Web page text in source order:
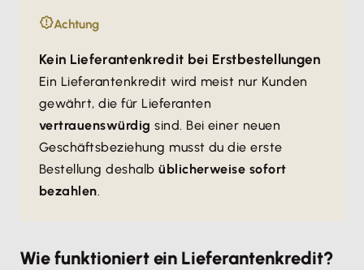
Achtung
Kein Lieferantenkredit bei Erstbestellungen
Ein Lieferantenkredit wird meist nur Kunden
gewährt, die für Lieferanten
vertrauenswürdig sind. Bei einer neuen
Geschäftsbeziehung musst du die erste
Bestellung deshalbüblicherweise sofort
bezahlen.
Wie funktioniert ein Lieferantenkredit?